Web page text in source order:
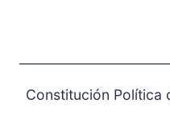
Constitución Política